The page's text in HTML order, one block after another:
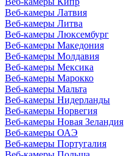
Веб-камеры Латвия
Веб-камеры Литва
Веб-камеры Люксембург
Веб-камеры Македония
Веб-камеры Молдавия
Веб-камеры Мексика
Веб-камеры Марокко
Веб-камеры Мальта
Веб-камеры Нидерланды
Веб-камеры Норвегия
Веб-камеры Новая Зеландия
Веб-камеры ОАЭ
Веб-камеры Португалия